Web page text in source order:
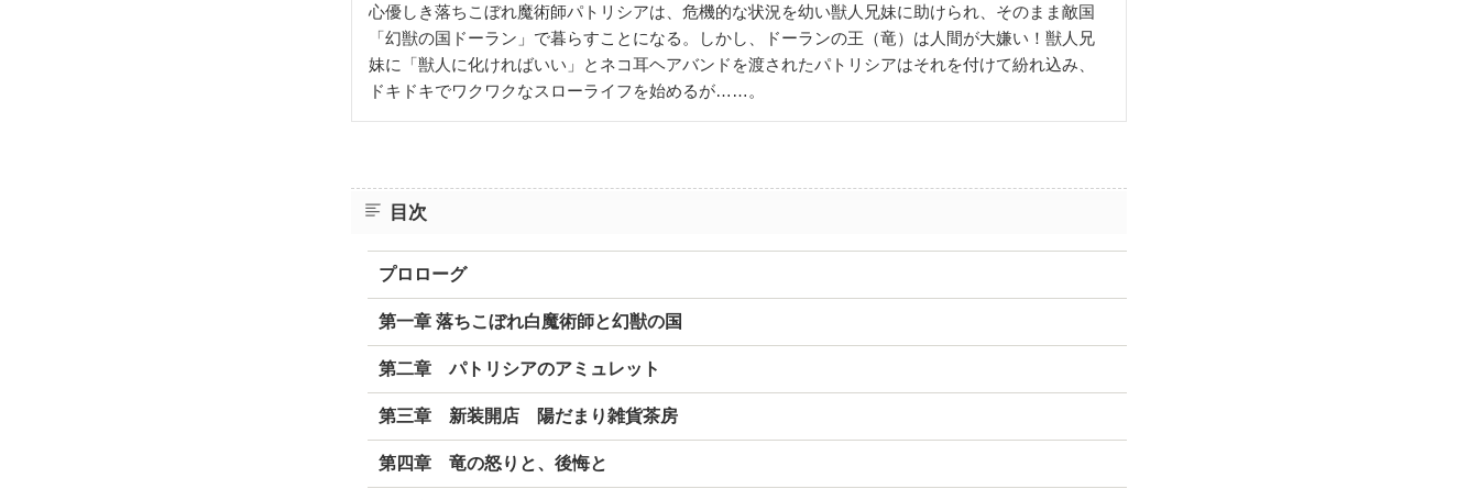
心優しき落ちこぼれ魔術師パトリシアは、危機的な状況を幼い獣人兄妹に助けられ、そのまま敵国
「幻獣の国ドーラン」で暮らすことになる。しかし、ドーランの王（竜）は人間が大嫌い！獣人兄
妹に「獣人に化ければいい」とネコ耳ヘアバンドを渡されたパトリシアはそれを付けて紛れ込み、
ドキドキでワクワクなスローライフを始めるが……。
目次
プロローグ
第一章 落ちこぼれ白魔術師と幻獣の国
第二章 パトリシアのアミュレット
第三章 新装開店 陽だまり雑貨茶房
第四章 竜の怒りと、後悔と